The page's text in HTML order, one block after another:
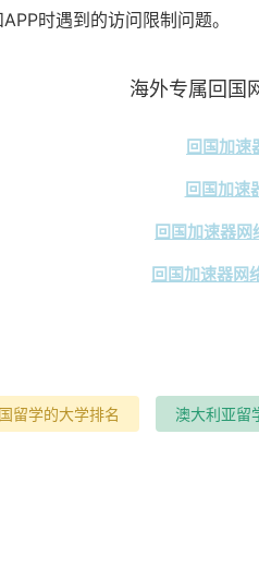
时遇到的访问限制问题。
海外专属回国
回国加
回国加
回国加速器
回国加速器
留学的大学排名 澳大利亚留